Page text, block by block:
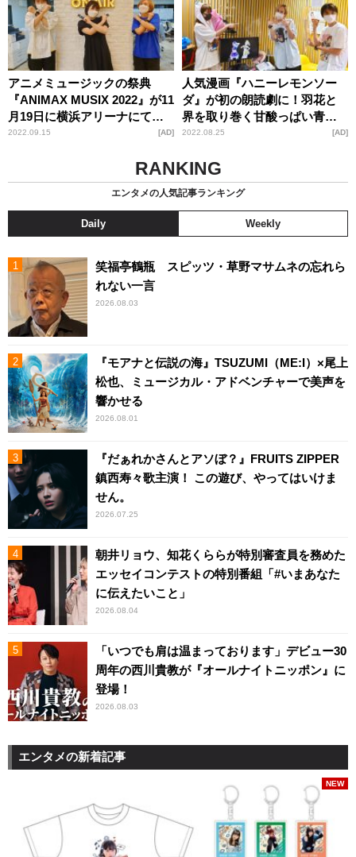
アニメミュージックの祭典
『ANIMAX MUSIX 2022』が11
月19日に横浜アリーナにて開
催！出演声優・大橋彩香から
2022.09.15 AD
人気漫画『ハニーレモンソー
ダ』が初の朗読劇に！羽花と
界を取り巻く甘酸っぱい青春
学園ストーリーを豪華声優52
2022.08.25 AD
RANKING
エンタメの人気記事ランキング
Daily Weekly
笑福亭鶴瓶 スピッツ・草野マサムネの忘れら
れない一言
2026.08.03
『モアナと伝説の海』TSUZUMI（ME:I）×尾上
松也、ミュージカル・アドベンチャーで美声を
響かせる
2026.08.01
『だぁれかさんとアソぼ？』FRUITS ZIPPER
鎮西寿々歌主演！ この遊び、やってはいけま
せん。
2026.07.25
朝井リョウ、知花くららが特別審査員を務めた
エッセイコンテストの特別番組「#いまあなた
に伝えたいこと」
2026.08.04
「いつでも肩は温まっております」デビュー30
周年の西川貴教が『オールナイトニッポン』に
登場！
2026.08.03
エンタメの新着記事
NEW